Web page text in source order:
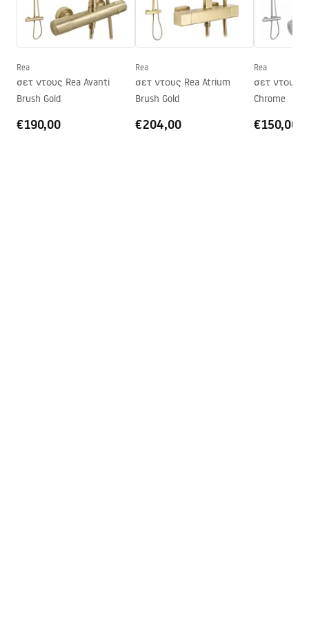
Σειρά
Atlas
Τοποθέτηση
Στο δίσκο του ντους ή στο
Ύψος (mm)
mm
Σελίδα
Αριστερά ή δεξιά
Εγγύηση
24 μήνες
Manual
Instrukcja_monta__u_kabiny_przy__ciennej_Atlas.pdf
Rea
σετ ντους Rea Avanti
Brush Gold
€190,00
Rea
σετ ντους Rea Atrium
Brush Gold
€204,00
Rea
σετ ντους
Chrome
€150,00